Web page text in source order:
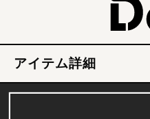
アイテム詳細